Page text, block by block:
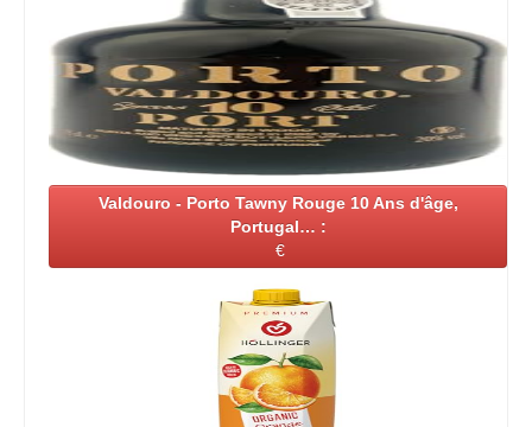
Valdouro - Porto Tawny Rouge 10 Ans d'âge,
Portugal… :
€